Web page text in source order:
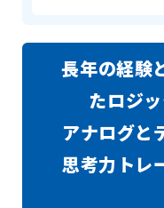
長年の経験
たロジ
アナログと
思考力トレ